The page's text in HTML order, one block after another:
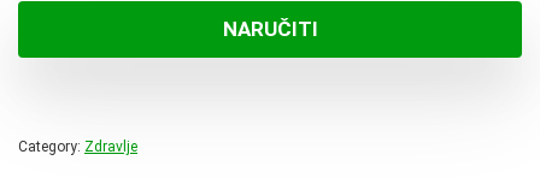
bila
je:
39,00 €.
NARUČITI
Category: Zdravlje